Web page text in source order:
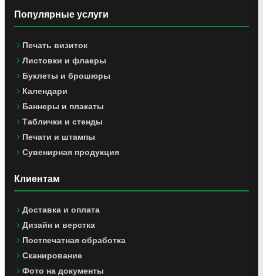
Популярные услуги
Печать визиток
Листовки и флаеры
Буклеты и брошюры
Календари
Баннеры и плакаты
Таблички и стенды
Печати и штампы
Сувенирная продукция
Клиентам
Доставка и оплата
Дизайн и верстка
Постпечатная обработка
Сканирование
Фото на документы